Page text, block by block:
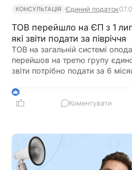
КОНСУЛЬТАЦІЯ Єдиний податок
ТОВ перейшло на ЄП з 1
які звіти подати за півріччя
ТОВ на загальній системі
перейшов на третю групу
звіти потрібно подати за 6
3
Коментувати